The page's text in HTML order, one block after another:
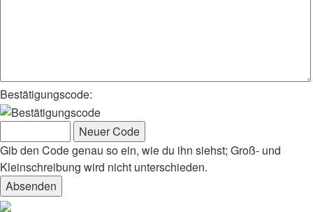
Bestätigungscode:
Gib den Code genau so ein, wie du ihn siehst; Groß- und
Kleinschreibung wird nicht unterschieden.